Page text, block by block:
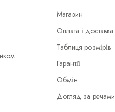
Магазин
Оплата і доставка
Таблиця розмірів
Гарантії
Обмін
Догляд за речами